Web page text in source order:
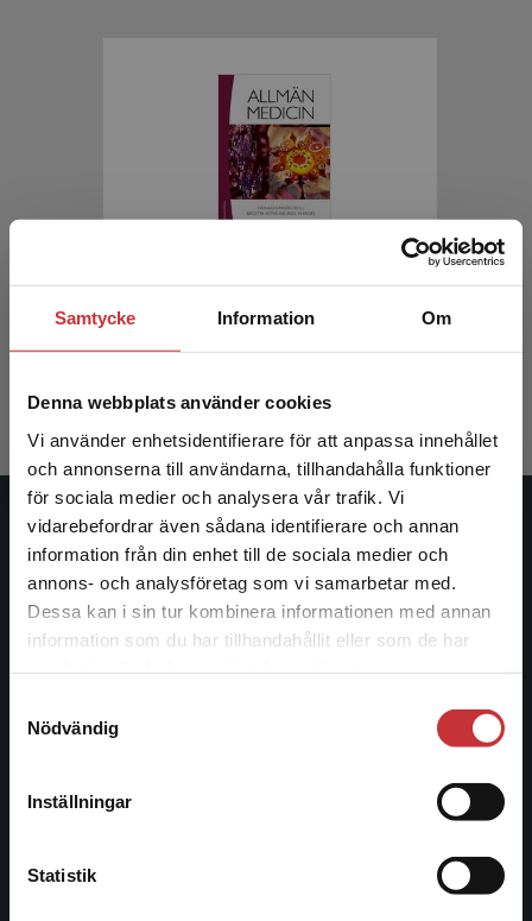
Samtycke Information Om
Denna webbplats använder cookies
Vi använder enhetsidentifierare för att anpassa innehållet
och annonserna till användarna, tillhandahålla funktioner
för sociala medier och analysera vår trafik. Vi
vidarebefordrar även sådana identifierare och annan
information från din enhet till de sociala medier och
annons- och analysföretag som vi samarbetar med.
Dessa kan i sin tur kombinera informationen med annan
information som du har tillhandahållit eller som de har
Nödvändig
Inställningar
Statistik
Begränsad fraktregion
Det verkar som att du besöker
studentlitteratur.se via en enhet utanför Sverige.
Vi erbjuder inte leveranser utanför Sverige. För
att kunna slutföra ett köp måste
Exkl. moms: 1 596 kr
Studentlitteratur
Studentlitteratur grundades 1963 och är idag Sveriges
ledande utbildningsförlag. Med läromedel, kurslitteratur,
facklitteratur, utbildningar och digitala
informationstjänster i utbudet, finns Studentlitteratur med
046-31 20 00